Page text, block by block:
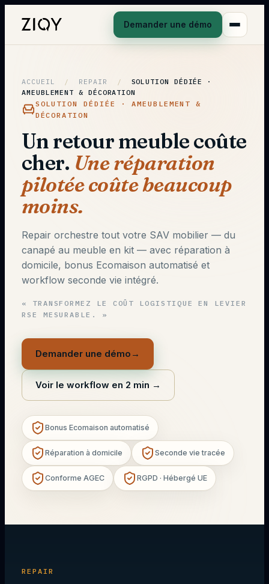
Demander une démo
ACCUEIL / REPAIR /
SOLUTION DÉDIÉE ·
AMEUBLEMENT & DÉCORATION
SOLUTION DÉDIÉE · AMEUBLEMENT &
DÉCORATION
Un retour meuble coûte
cher. Une réparation
pilotée coûte beaucoup
moins.
Repair orchestre tout votre SAV mobilier — du
canapé au meuble en kit — avec réparation à
domicile, bonus Ecomaison automatisé et
workflow seconde vie intégré.
« TRANSFORMEZ LE COÛT LOGISTIQUE EN LEVIER
RSE MESURABLE.
»
Demander une démo →
Voir le workflow en 2 min →
Bonus Ecomaison automatisé
Réparation à domicile Seconde vie tracée
Conforme AGEC RGPD · Hébergé UE
REPAIR